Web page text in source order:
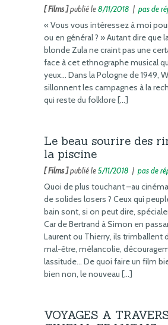
[ Films ]publié le8/11/2018 | pas de
« Vous vous intéressez à moi
ou en général ? » Autant dire que
blonde Zula ne craint pas une
face à cet ethnographe musical
yeux… Dans la Pologne de 1949,
sillonnent les campagnes à la
qui reste du folklore […]
Le beau sourire des
la piscine
[ Films ]publié le5/11/2018 | pas de
Quoi de plus touchant –au
de solides losers ? Ceux qui
bain sont, si on peut dire,
Car de Bertrand à Simon en
Laurent ou Thierry, ils trimballent
mal-être, mélancolie,
lassitude… De quoi faire un film
bien non, le nouveau […]
VOYAGES A